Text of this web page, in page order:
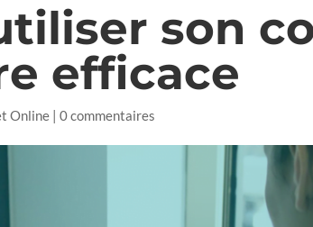
son
efficace
Online |0 commentaires